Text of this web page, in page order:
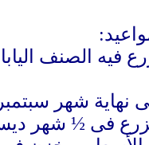
يزرع فيه الصنف
فى نهاية شهر
يزرع فى ½ شهر